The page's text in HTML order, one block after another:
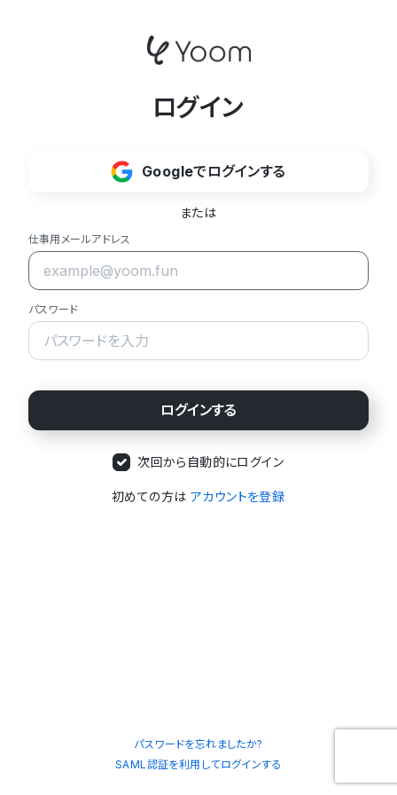
ログイン
Googleでログインする
または
仕事用メールアドレス
パスワード
次回から自動的にログイン
初めての方は アカウントを登録
パスワードを忘れましたか?
SAML認証を利用してログインする